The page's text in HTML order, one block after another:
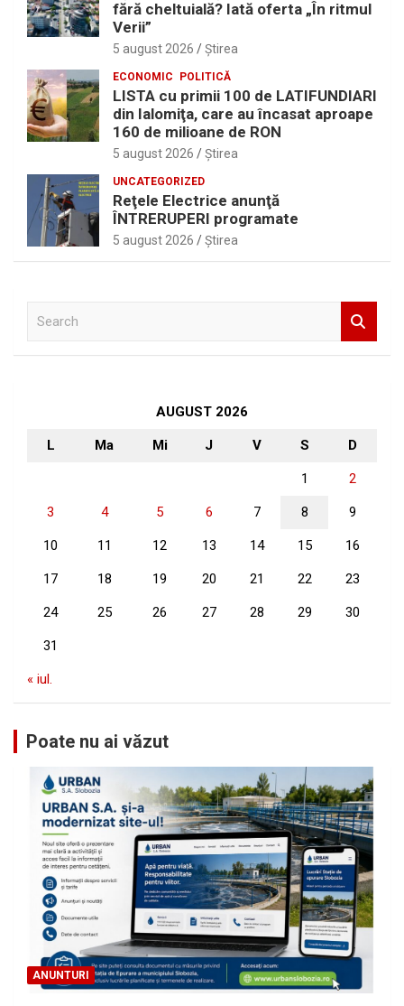
fără cheltuială? Iată oferta „În ritmul
Verii”
5 august 2026 Ştirea
ECONOMIC POLITICĂ
LISTA cu primii 100 de LATIFUNDIARI
din Ialomiţa, care au încasat aproape
160 de milioane de RON
5 august 2026 Ştirea
UNCATEGORIZED
Reţele Electrice anunţă
ÎNTRERUPERI programate
5 august 2026 Ştirea
AUGUST 2026
L Ma Mi J V S D
1 2
3 4 5 6 7 8 9
10 11 12 13 14 15 16
17 18 19 20 21 22 23
24 25 26 27 28 29 30
31
« iul.
Poate nu ai văzut
ANUNTURI